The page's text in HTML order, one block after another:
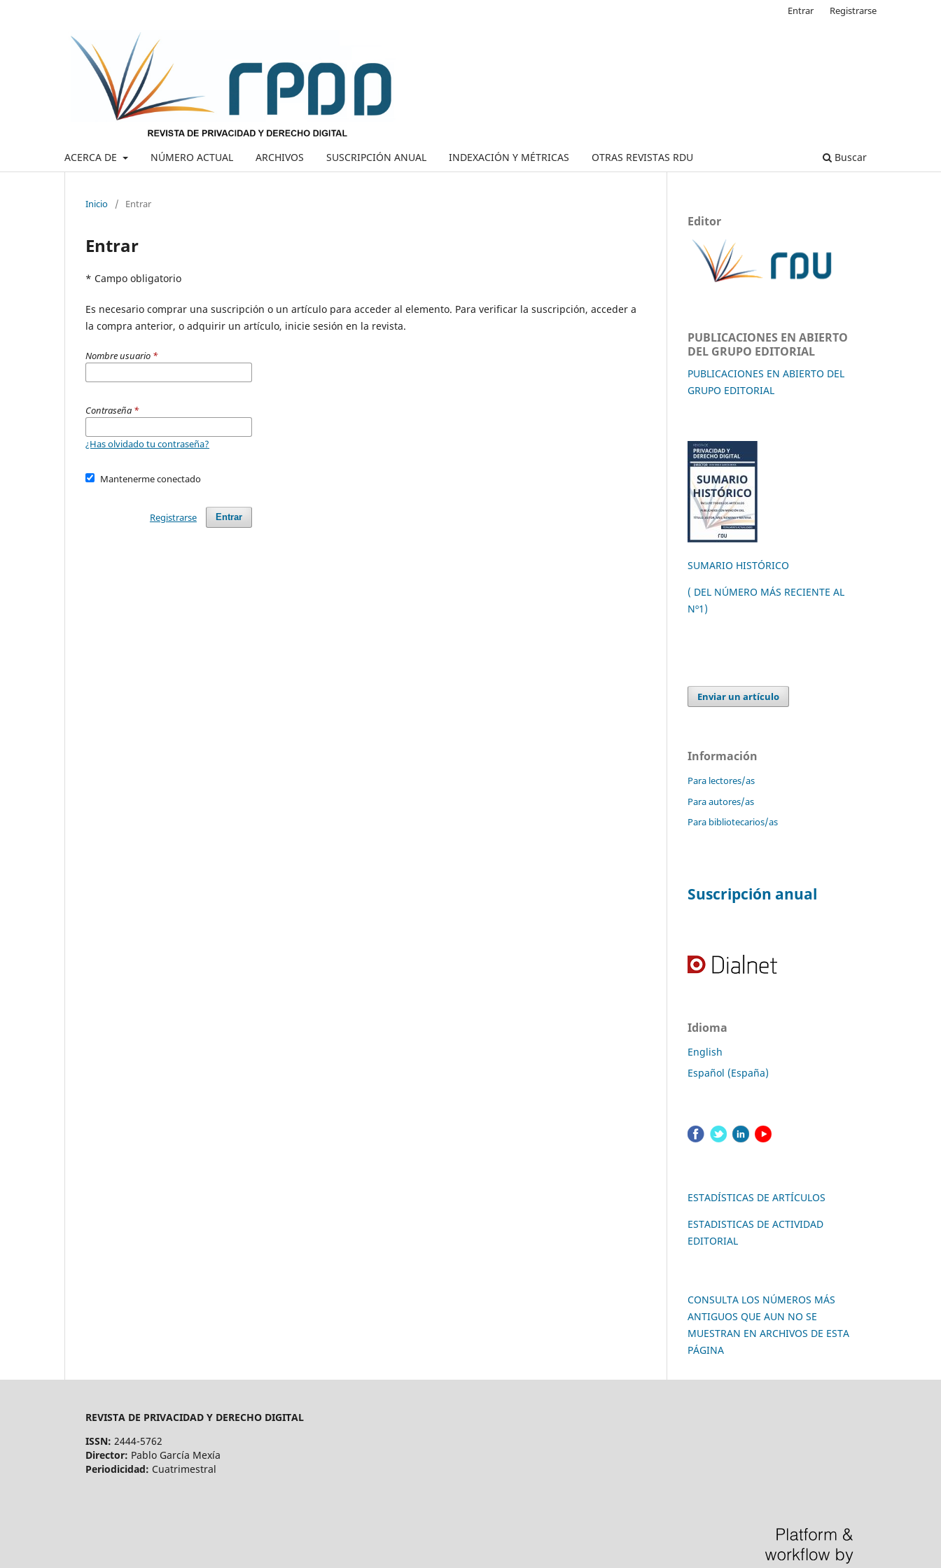
ACERCA DE NÚMERO ACTUAL ARCHIVOS SUSCRIPCIÓN ANUAL INDEXACIÓN Y MÉTRICAS OTRAS REVISTAS RDU Buscar
Entrar Registrarse
Inicio / Entrar
Entrar
* Campo obligatorio
Es necesario comprar una suscripción o un artículo para acceder al elemento. Para verificar la suscripción, acceder a
la compra anterior, o adquirir un artículo, inicie sesión en la revista.
Nombre usuario *
Contraseña *
¿Has olvidado tu contraseña?
Mantenerme conectado
Entrar
Registrarse
Editor
PUBLICACIONES EN ABIERTO
DEL GRUPO EDITORIAL
PUBLICACIONES EN ABIERTO DEL
GRUPO EDITORIAL
SUMARIO HISTÓRICO
( DEL NÚMERO MÁS RECIENTE AL
Nº1)
Enviar un artículo
Información
Para lectores/as
Para autores/as
Para bibliotecarios/as
Suscripción anual
Idioma
English
Español (España)
ESTADÍSTICAS DE ARTÍCULOS
ESTADISTICAS DE ACTIVIDAD
EDITORIAL
CONSULTA LOS NÚMEROS MÁS
ANTIGUOS QUE AUN NO SE
MUESTRAN EN ARCHIVOS DE ESTA
PÁGINA
REVISTA DE PRIVACIDAD Y DERECHO DIGITAL
ISSN: 2444-5762
Director: Pablo García Mexía
Periodicidad: Cuatrimestral